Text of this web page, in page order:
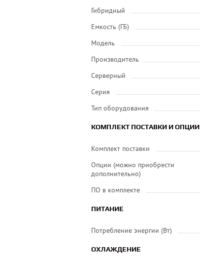
Гибридный
Емкость (ГБ)
Модель
Производитель
Серверный
Серия
Тип оборудования
КОМПЛЕКТ ПОСТАВКИ И ОПЦИИ
Комплект поставки
Опции (можно приобрести
дополнительно)
ПО в комплекте
ПИТАНИЕ
Потребление энергии (Вт)
ОХЛАЖДЕНИЕ